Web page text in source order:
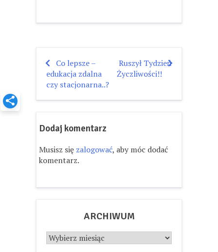
Nawigacja
wpisu
Co lepsze –
edukacja zdalna
czy stacjonarna..?
Ruszył Tydzień
Życzliwości!!
Dodaj komentarz
Musisz się zalogować, aby móc dodać
komentarz.
ARCHIWUM
Archiwum